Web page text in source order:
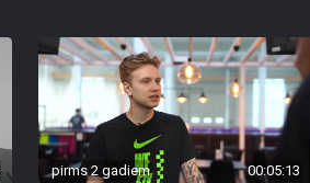
pirms 2 gadiem 00:05:13